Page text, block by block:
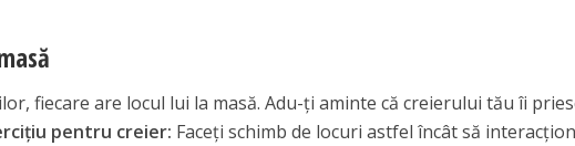
fiecare are locul lui la masă. Adu-ți aminte că creierului tău îi
pentru creier: Faceți schimb de locuri astfel încât să